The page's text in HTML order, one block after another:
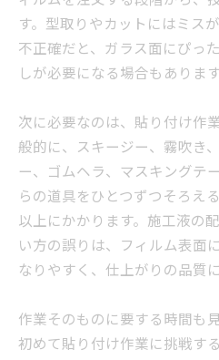
す。型取りやカットにはミス
不正確だと、ガラス面にぴっ
しが必要になる場合もあります
次に必要なのは、貼り付け作
般的に、スキージー、霧吹き
ー、ゴムヘラ、マスキングテ
らの道具をひとつずつそろえ
以上にかかります。施工液の
い方の誤りは、フィルム表面
なりやすく、仕上がりの品質
作業そのものに要する時間も
初めて貼り付け作業に挑戦す